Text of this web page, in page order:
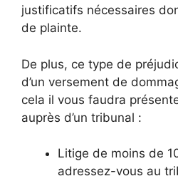
justificatifs nécessaires
de plainte.
De plus, ce type de
d’un versement de
cela il vous faudra
auprès d’un tribunal :
Litige de moins de
adressez-vous au